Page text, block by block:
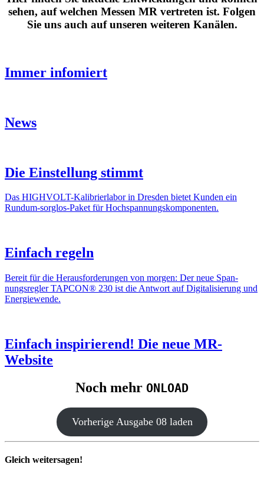
sehen, auf welchen Messen MR vertreten ist. Folgen
Sie uns auch auf unseren weiteren Kanälen.
Immer info­miert
News
Die Einstel­lung stimmt
Das HIGH­­VOLT-Kali­­brier­labor in Dresden bietet Kunden ein
Rundum-sorglos-Paket für Hoch­span­nungs­kom­po­nenten.
Einfach regeln
Bereit für die Heraus­for­de­rungen von morgen: Der neue Span­
nungs­regler TAPCON® 230 ist die Antwort auf Digi­ta­li­sie­rung und
Ener­gie­wende.
Einfach inspi­rie­rend! Die neue MR-
Website
Noch mehr ONLOAD
Vorhe­rige Ausgabe 08 laden
Gleich weitersagen!